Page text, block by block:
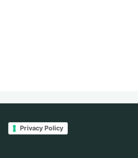
Privacy Policy